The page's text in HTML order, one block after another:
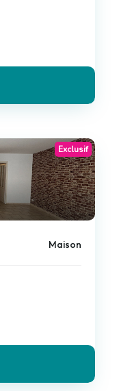
Exclusif
Maison